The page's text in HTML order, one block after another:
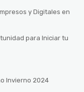
y Digitales en
para Iniciar tu
Invierno 2024